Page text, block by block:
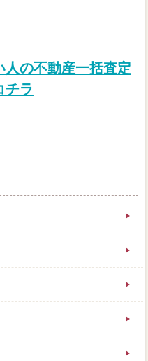
人の不動産一括査定
チラ
の査定を受ける。最後
利できるコツ有利がい
、高く買ってくれる人